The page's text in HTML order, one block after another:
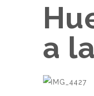
a